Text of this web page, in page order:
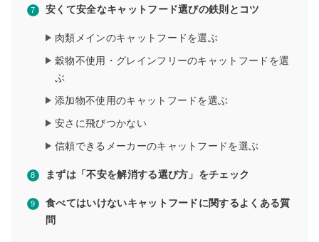
安くて安全なキャットフード選びの鉄則とコツ
肉類メインのキャットフードを選ぶ
穀物不使用・グレインフリーのキャットフードを選
ぶ
添加物不使用のキャットフードを選ぶ
安さに飛びつかない
信頼できるメーカーのキャットフードを選ぶ
まずは「不安を解消する選び方」をチェック
食べてはいけないキャットフードに関するよくある質
問